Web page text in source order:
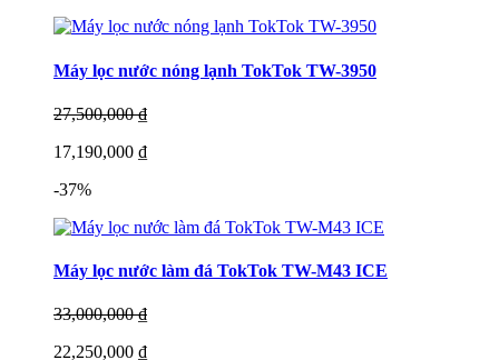
Máy lọc nước nóng lạnh TokTok TW-3950
27,500,000 ₫
17,190,000 ₫
-37%
Máy lọc nước làm đá TokTok TW-M43 ICE
33,000,000 ₫
22,250,000 ₫